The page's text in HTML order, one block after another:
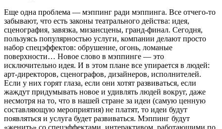
Еще одна проблема — мэппинг ради мэппинга. Все отчего-то
забывают, что есть законы театрального действа: идея,
сценография, завязка, мизансцены, гранд-финал. Сегодня,
пользуясь популярностью услуги, компании делают просто
набор спецэффектов: обрушение, огонь, ломаные
поверхности… Новое слово в мэппинге — это
исключительно идея. И в этом плане все упирается в людей:
арт-директоров, сценографов, дизайнеров, исполнителей.
Если у них горят глаза, если они хотят развиваться, если
жаждут придумывать новое и удивлять людей вокруг, даже
несмотря на то, что в нашей стране за идеи (самую ценную
составляющую мероприятия) не платят, то идеи будут
появляться и услуга будет развиваться. Мэппинг будут
«женить» со спецэффектами, интерактивом, работающими по